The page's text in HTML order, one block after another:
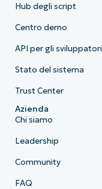
Hub degli script
Centro demo
API per gli sviluppatori
Stato del sistema
Trust Center
Azienda
Chi siamo
Leadership
Community
FAQ